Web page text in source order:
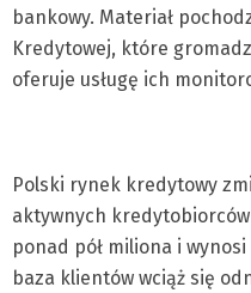
bankowy. Materiał
Kredytowej, które
oferuje usługę ich
Polski rynek kredytowy
aktywnych
ponad pół miliona i
baza klientów wciąż się